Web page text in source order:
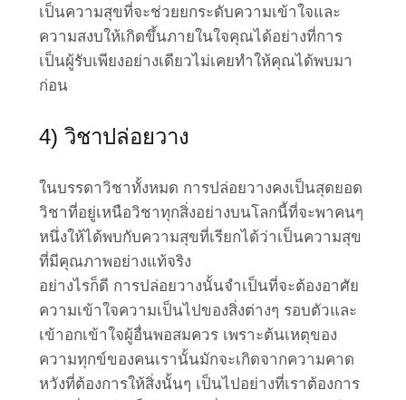
เป็นความสุขที่จะช่วยยกระดับความเข้าใจและ
ความสงบให้เกิดขึ้นภายในใจคุณได้อย่างที่การ
เป็นผู้รับเพียงอย่างเดียวไม่เคยทำให้คุณได้พบมา
ก่อน
4) วิชาปล่อยวาง
ในบรรดาวิชาทั้งหมด การปล่อยวางคงเป็นสุดยอด
วิชาที่อยู่เหนือวิชาทุกสิ่งอย่างบนโลกนี้ที่จะพาคนๆ
หนึ่งให้ได้พบกับความสุขที่เรียกได้ว่าเป็นความสุข
ที่มีคุณภาพอย่างแท้จริง
อย่างไรก็ดี การปล่อยวางนั้นจำเป็นที่จะต้องอาศัย
ความเข้าใจความเป็นไปของสิ่งต่างๆ รอบตัวและ
เข้าอกเข้าใจผู้อื่นพอสมควร เพราะต้นเหตุของ
ความทุกข์ของคนเรานั้นมักจะเกิดจากความคาด
หวังที่ต้องการให้สิ่งนั้นๆ เป็นไปอย่างที่เราต้องการ